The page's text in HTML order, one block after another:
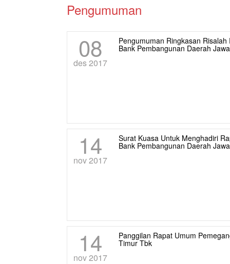
Pengumuman
08
des 2017
Pengumuman Ringkasan
Bank Pembangunan Daerah
14
nov 2017
Surat Kuasa Untuk Menghadiri
Bank Pembangunan Daerah
14
nov 2017
Panggilan Rapat Umum
Timur Tbk